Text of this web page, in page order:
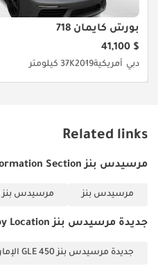
بورش كايمان 718
$ 41,100
دبي أمريكية201937K كيلومتر
Related links
مرسيدس بنز GLE 450 Information Section
مرسيدس بنز مرسيدس بنز GLE 450
جديدة مرسيدس بنز GLE 450 by Location
جديدة مرسيدس بنز GLE 450 الإمارات